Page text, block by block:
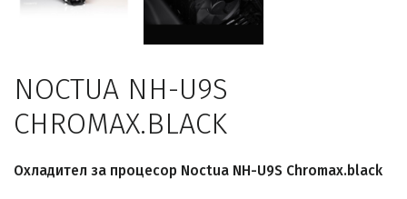
NOCTUA NH-U9S
CHROMAX.BLACK
Охладител за процесор Noctua NH-U9S Chromax.black